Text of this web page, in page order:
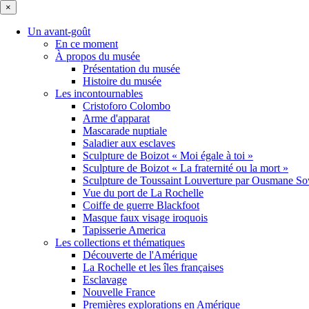
×
Un avant-goût
En ce moment
À propos du musée
Présentation du musée
Histoire du musée
Les incontournables
Cristoforo Colombo
Arme d'apparat
Mascarade nuptiale
Saladier aux esclaves
Sculpture de Boizot « Moi égale à toi »
Sculpture de Boizot « La fraternité ou la mort »
Sculpture de Toussaint Louverture par Ousmane
Vue du port de La Rochelle
Coiffe de guerre Blackfoot
Masque faux visage iroquois
Tapisserie America
Les collections et thématiques
Découverte de l'Amérique
La Rochelle et les îles françaises
Esclavage
Nouvelle France
Premières explorations en Amérique